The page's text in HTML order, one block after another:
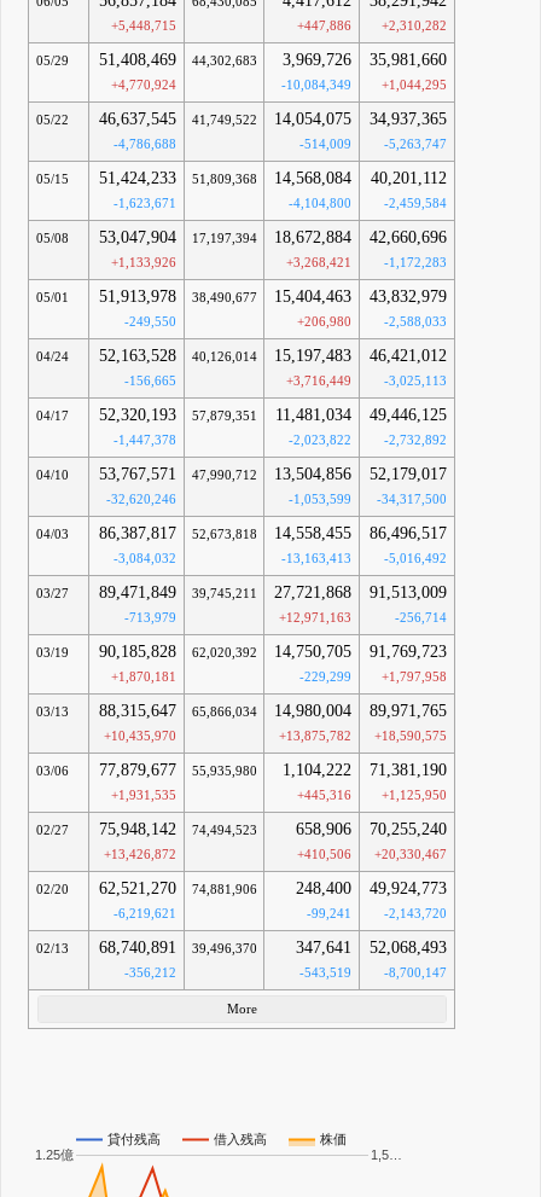
+5,448,715 +447,886 +2,310,282
05/29 51,408,469
+4,770,924
44,302,683 3,969,726
-10,084,349
35,981,660
+1,044,295
05/22 46,637,545
-4,786,688
41,749,522 14,054,075
-514,009
34,937,365
-5,263,747
05/15 51,424,233
-1,623,671
51,809,368 14,568,084
-4,104,800
40,201,112
-2,459,584
05/08 53,047,904
+1,133,926
17,197,394 18,672,884
+3,268,421
42,660,696
-1,172,283
05/01 51,913,978
-249,550
38,490,677 15,404,463
+206,980
43,832,979
-2,588,033
04/24 52,163,528
-156,665
40,126,014 15,197,483
+3,716,449
46,421,012
-3,025,113
04/17 52,320,193
-1,447,378
57,879,351 11,481,034
-2,023,822
49,446,125
-2,732,892
04/10 53,767,571
-32,620,246
47,990,712 13,504,856
-1,053,599
52,179,017
-34,317,500
04/03 86,387,817
-3,084,032
52,673,818 14,558,455
-13,163,413
86,496,517
-5,016,492
03/27 89,471,849
-713,979
39,745,211 27,721,868
+12,971,163
91,513,009
-256,714
03/19 90,185,828
+1,870,181
62,020,392 14,750,705
-229,299
91,769,723
+1,797,958
03/13 88,315,647
+10,435,970
65,866,034 14,980,004
+13,875,782
89,971,765
+18,590,575
03/06 77,879,677
+1,931,535
55,935,980 1,104,222
+445,316
71,381,190
+1,125,950
02/27 75,948,142
+13,426,872
74,494,523 658,906
+410,506
70,255,240
+20,330,467
02/20 62,521,270
-6,219,621
74,881,906 248,400
-99,241
49,924,773
-2,143,720
02/13 68,740,891
-356,212
39,496,370 347,641
-543,519
52,068,493
-8,700,147
More
貸付残高 借入残高 株価
1.25億 1,5…